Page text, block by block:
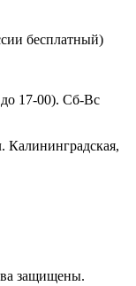
бесплатный)
17-00). Сб-Вс
Калининградская,
защищены.